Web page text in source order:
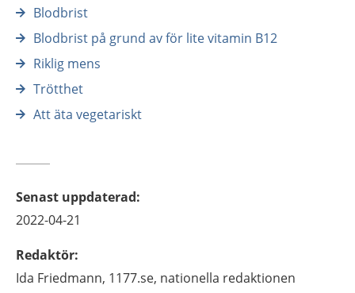
Blodbrist
Blodbrist på grund av för lite vitamin B12
Riklig mens
Trötthet
Att äta vegetariskt
Senast uppdaterad:
2022-04-21
Redaktör:
Ida Friedmann, 1177.se, nationella redaktionen